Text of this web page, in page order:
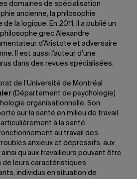
domaines de spécialisation
ancienne, la philosophie
la logique. En 2011, il a publié un
grec Alexandre
d’Aristote et adversaire
Il est aussi l’auteur d’une
dans des revues spécialisées.
de l’Université de Montréal
(Département de psychologie)
organisationnelle. Son
sur la santé en milieu de travail.
à la santé
au travail des
anxieux et dépressifs, aux
qu’aux travailleurs pouvant être
de leurs caractéristiques
individus en situation de